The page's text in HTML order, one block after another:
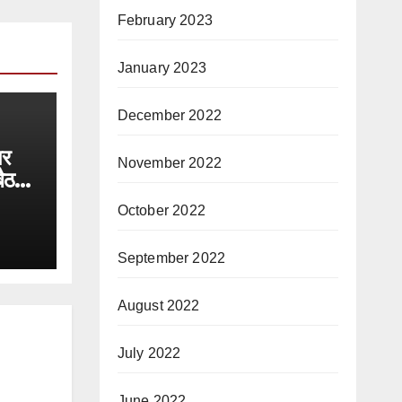
February 2023
January 2023
December 2022
November 2022
October 2022
September 2022
August 2022
July 2022